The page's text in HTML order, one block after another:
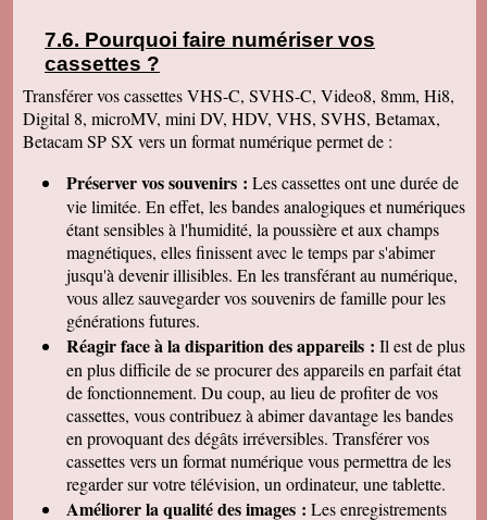
CHATEAU • 63160 GLAINE MONTAIGUT •
63160 MAUZUN • 63160 MONTMORIN •
63160 NEUVILLE • 63160 REIGNAT • 63160
ST JULIEN DE COPPEL • 63170 AUBIERE •
63170 PERIGNAT LES SARLIEVE • 63190
LEZOUX • 63190 MOISSAT • 63190 ORLEAT
• 63190 RAVEL • 63190 SEYCHALLES • 63190
ST JEAN D HEURS • 63200 CHAMBARON
SUR MORGE • 63200 DAVAYAT • 63200
GIMEAUX • 63200 LE CHEIX • 63200
MALAUZAT • 63200 MARSAT • 63200
MENETROL • 63200 MOZAC • 63200 PESSAT
VILLENEUVE • 63200 PROMPSAT • 63200
RIOM • 63200 ST BONNET PRES RIOM •
63200 YSSAC LA TOURETTE • 63210
AURIERES • 63210 CEYSSAT • 63210 HEUME
L EGLISE • 63210 NEBOUZAT • 63210 OLBY
• 63210 ORCIVAL • 63210 PERPEZAT • 63210
ROCHEFORT MONTAGNE • 63210 ST
Pourquoi faire numériser vos
cassettes ?
Transférer vos cassettes VHS-C, SVHS-C, Video8, 8mm, Hi8,
Digital 8, microMV, mini DV, HDV, VHS, SVHS, Betamax,
Betacam SP SX vers un format numérique permet de :
Préserver vos souvenirs : Les cassettes ont une durée de
vie limitée. En effet, les bandes analogiques et numériques
étant sensibles à l'humidité, la poussière et aux champs
magnétiques, elles finissent avec le temps par s'abimer
jusqu'à devenir illisibles. En lestransférant au numérique,
vous allez sauvegarder vos souvenirs de famille pour les
générations futures.
Réagir face à la disparition des appareils : Il est de plus
en plus difficile de se procurer des appareils en parfait état
de fonctionnement. Du coup, au lieu de profiter de vos
cassettes, vous contribuez à abimer davantage les bandes
en provoquant des dégâts irréversibles. Transférer vos
cassettes vers un format numérique vous permettra de les
regarder sur votre télévision, un ordinateur, une tablette.
Améliorer la qualité des images : Les enregistrements